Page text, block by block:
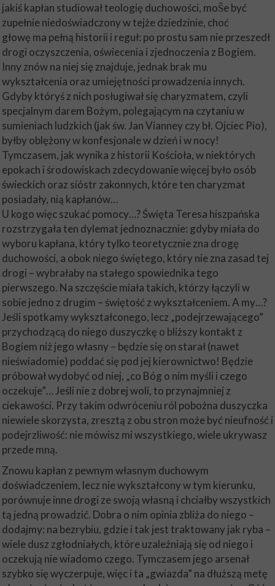
jakiś kapłan studiował teologię duchowości, moŜe być
zupełnie niedoświadczony w tejże dziedzinie, choć
głowę ma pełną historii i reguł: po prostu sam nie przeszedł
drogi oczyszczenia, oświecenia i zjednoczenia z Bogiem.
Inny znów na niej się znajduje, jednak brak mu
wykształcenia oraz umiejętności prowadzenia innych.
Gdyby któryś z nich posługiwał się charyzmatem, czyli
specjalnym darem Bożym, polegającym na czytaniu w
sumieniach ludzkich (jak św. Jan Vianney czy bł. Ojciec Pio),
byłby oblężony w konfesjonale w dzień i w nocy!
Tymczasem, jak wynika z historii Kościoła, w niektórych
epokach i środowiskach zdecydowanie więcej było osób
świeckich oraz sióstr zakonnych, które ten charyzmat
posiadały, nią kapłanów…
U kogo więc szukać pomocy…? Święta Teresa hiszpańska
rozstrzygała ten dylemat jednoznacznie: gdyby miała do
wyboru kapłana, który tylko teoretycznie zna drogę
duchowości, a obok niego świętego, który nie zna zasad tej
drogi – wybrałaby na stałego spowiednika tego
pierwszego. Na szczęście miała takich, którzy łączyli w
sobie jedno z drugim – świętość z wykształceniem. A my…?
Jeśli spotkamy wykształconego, lecz „podejrzewającego”
przychodzącą do niego duszyczkę o bliższy kontakt z
Bogiem niż jego własny – będzie się on starał (nawet
nieświadomie) poddać się pod jej kierownictwo! Będzie
próbował wydobyć od niej, „co Bóg o nim myśli i czego
oczekuje”… Jeśli nie z dobrej woli, to przynajmniej z
ciekawości. Przy takim odwróceniu ról pobożna duszyczka
niewiele skorzysta, zresztą z obu stron może być nieufność i
podejrzliwość: nie mówisz mi wszystkiego, wiele ukrywasz
przede mną.
Znowu kapłan z pewnym własnym duchowym
doświadczeniem, lecz nie wykształcony w tym kierunku,
porównuje inne drogi ze swoją własną i chciałby wszystkich
tą jedną prowadzić. Dobra o nim opinia zbliża do niego –
dodajmy: na bezrybiu, gdzie i tak jest traktowany jak ryba –
wiele dusz zgłodniałych, które uzależniają się od niego i
oczekują nie wiadomo czego. Tymczasem jego arsenał
szybko się wyczerpuje, więc i ta „gwiazda” na dłuższą metę